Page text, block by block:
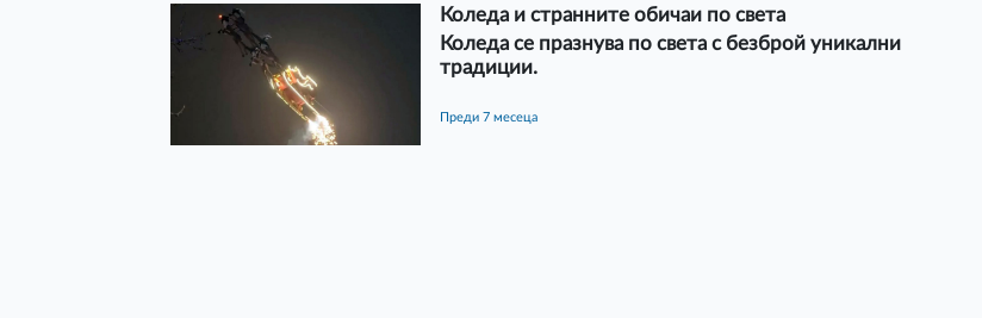
Коледа и странните обичаи по света
Коледа се празнува по света с безброй уникални
традиции.
преди 7 месеца